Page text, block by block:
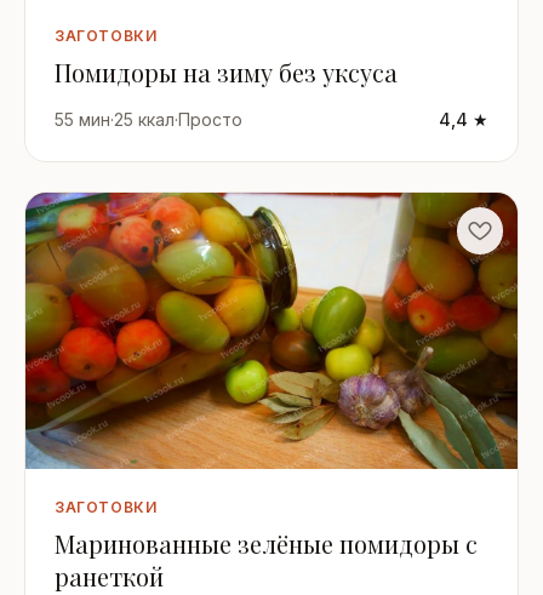
ЗАГОТОВКИ
Помидоры на зиму без уксуса
55 мин·25 ккал·Просто 4,4 ★
ЗАГОТОВКИ
Маринованные зелёные помидоры с
ранеткой